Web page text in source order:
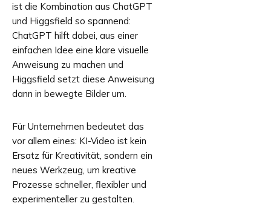
ist die Kombination aus ChatGPT
und Higgsfield so spannend:
ChatGPT hilft dabei, aus einer
einfachen Idee eine klare visuelle
Anweisung zu machen und
Higgsfield setzt diese Anweisung
dann in bewegte Bilder um.
Für Unternehmen bedeutet das
vor allem eines: KI-Video ist kein
Ersatz für Kreativität, sondern ein
neues Werkzeug, um kreative
Prozesse schneller, flexibler und
experimenteller zu gestalten.